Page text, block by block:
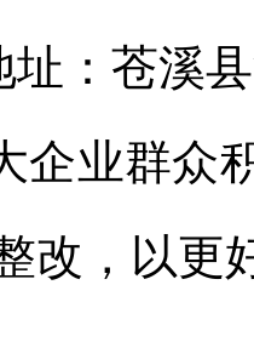
址：苍溪
企业群众
改，以更